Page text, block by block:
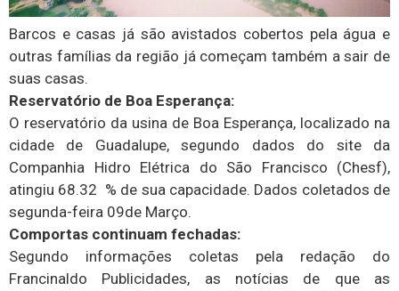
Barcos e casas já são avistados cobertos pela água e
outras famílias da região já começam também a sair de
suas casas.
Reservatório de Boa Esperança:
O reservatório da usina de Boa Esperança, localizado na
cidade de Guadalupe, segundo dados do site da
Companhia Hidro Elétrica do São Francisco (Chesf),
atingiu 68.32 % de sua capacidade. Dados coletados de
segunda-feira 09de Março.
Comportas continuam fechadas:
Segundo informações coletas pela redação do
Francinaldo Publicidades, as notícias de que as